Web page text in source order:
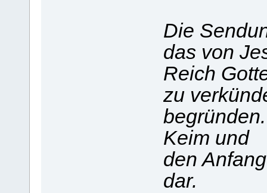
Die
das von
Reich
zu
Keim und
den
dar.